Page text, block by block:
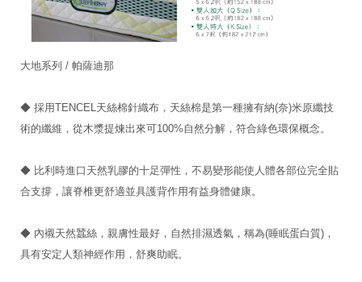
大地系列 / 帕薩迪那
◆ 採用TENCEL天絲棉針織布，天絲棉是第一種擁有納(奈)米原纖技
術的纖維，從木漿提煉出來可100%自然分解，符合綠色環保概念。
◆ 比利時進口天然乳膠的十足彈性，不易變形能使人體各部位完全貼
合支撐，讓脊椎更舒適並具護背作用有益身體健康。
◆ 內襯天然蠶絲，親膚性最好，自然排濕透氣，稱為(睡眠蛋白質)，
具有安定人類神經作用，舒爽助眠。